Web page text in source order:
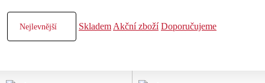
Skladem Akční zboží Doporučujeme